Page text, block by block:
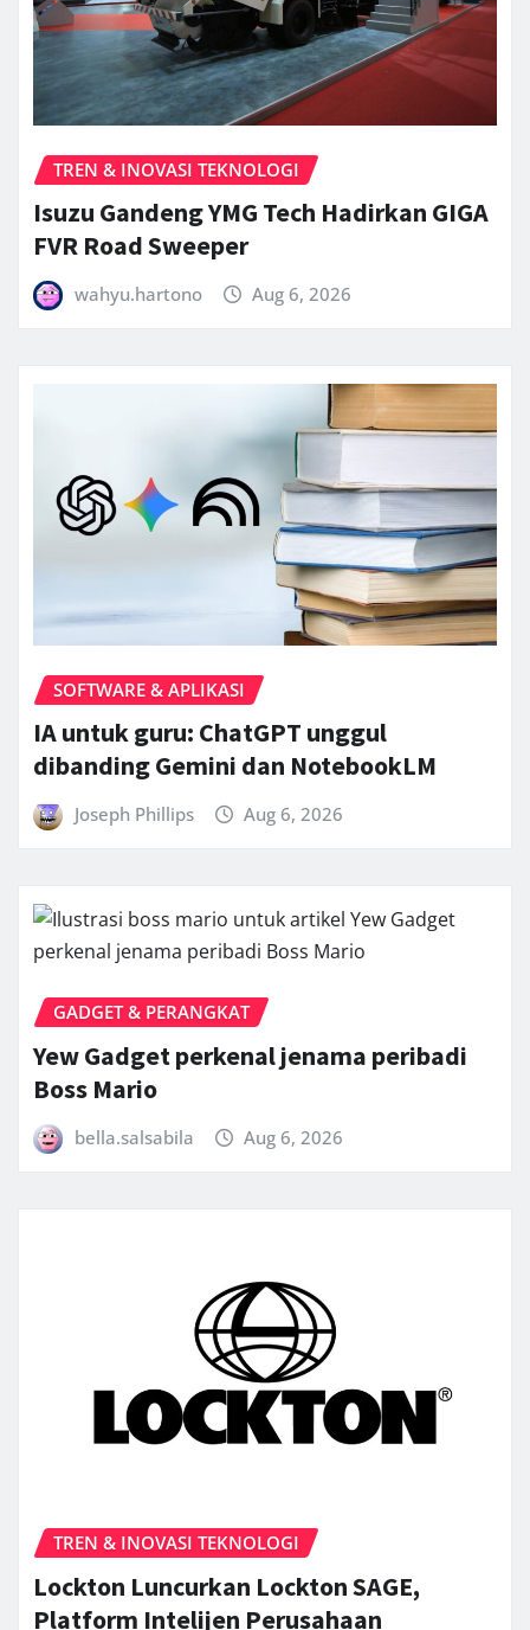
TREN & INOVASI TEKNOLOGI
Isuzu Gandeng YMG Tech Hadirkan GIGA
FVR Road Sweeper
wahyu.hartono Aug 6, 2026
SOFTWARE & APLIKASI
IA untuk guru: ChatGPT unggul
dibanding Gemini dan NotebookLM
Joseph Phillips Aug 6, 2026
GADGET & PERANGKAT
Yew Gadget perkenal jenama peribadi
Boss Mario
bella.salsabila Aug 6, 2026
TREN & INOVASI TEKNOLOGI
Lockton Luncurkan Lockton SAGE,
Platform Intelijen Perusahaan